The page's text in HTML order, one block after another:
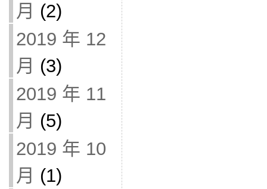
月 (2)
2019 年 12
月 (3)
2019 年 11
月 (5)
2019 年 10
月 (1)